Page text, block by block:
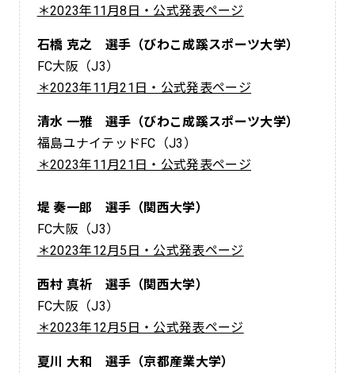
＊2023年11月8日・公式発表ページ
石橋 克之 選手（びわこ成蹊スポーツ大学）
FC大阪（J3）
＊2023年11月21日・公式発表ページ
清水 一雅 選手（びわこ成蹊スポーツ大学）
福島ユナイテッドFC（J3）
＊2023年11月21日・公式発表ページ
堤 奏一郎 選手（関西大学）
FC大阪（J3）
＊2023年12月5日・公式発表ページ
西村 真祈 選手（関西大学）
FC大阪（J3）
＊2023年12月5日・公式発表ページ
夏川 大和 選手（京都産業大学）